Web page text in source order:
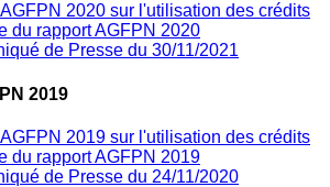
2020 sur l'utilisation des crédits
du rapport AGFPN 2020
de Presse du 30/11/2021
2019
2019 sur l'utilisation des crédits
du rapport AGFPN 2019
de Presse du 24/11/2020